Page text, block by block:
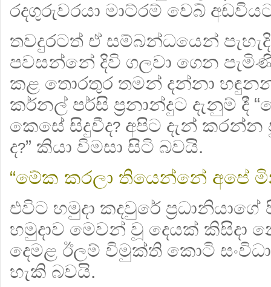
රදගුරුවරයා මාට්රම් වෙබ්
තවදුරටත් ඒ සම්බන්ධයෙන්
පවසන්නේ දිවි ගලවා ගෙන
කළ තොරතුර තමන් දන්නා
කර්නල් පර්සි ප්‍රනාන්දුට දැනුම් දී
කෙසේ සිදුවීද? අපිට දැන්
ද?” කියා විමසා සිටි බවයි.
“මේක කරලා තියෙන්නේ අපේ
එවිට හමුදා කදවුරේ
හමුදාව මෙවන් වූ දෙයක් කිසිදා
දෙමළ ඊලම් විමුක්ති කොටි
හැකි බවයි.